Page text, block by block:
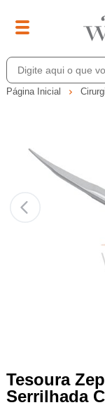
Página Inicial
Tesoura
Serrilhada